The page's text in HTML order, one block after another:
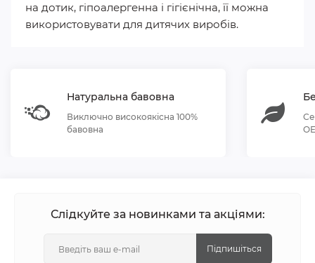
на дотик, гіпоалергенна і гігієнічна, її можна
використовувати для дитячих виробів.
Натуральна бавовна
Виключно високоякісна 100%
бавовна
Слідкуйте за новинками та акціями:
Підпишіться